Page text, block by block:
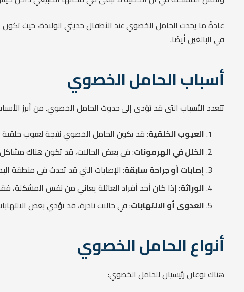
عادةً ما يحدث الحامل الخصوي عند الأطفال حديثي الولادة، حيث
في البالغين أيضًا.
أسباب الحامل الخصوي
تتعدد الأسباب التي قد تؤدي إلى حدوث الحامل الخصوي. من أبرز
العيوب الخلقية: قد يكون الحامل الخصوي نتيجة لعيوب خلقية
الخلل في الهرمونات: في بعض الحالات، قد تكون هناك مشاكل
إصابات أو جراحة سابقة: الإصابات التي قد تحدث في منطقة
الوراثة: إذا كان أحد أفراد العائلة يعاني من نفس المشكلة،
العدوى أو الالتهابات: في حالات نادرة، قد تؤدي بعض
أنواع الحامل الخصوي
هناك نوعان رئيسيان للحامل الخصوي: